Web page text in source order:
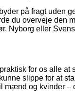
på fragt uden
du overveje den
Nyborg eller
for os alle
slippe for at
mænd og kvinder –